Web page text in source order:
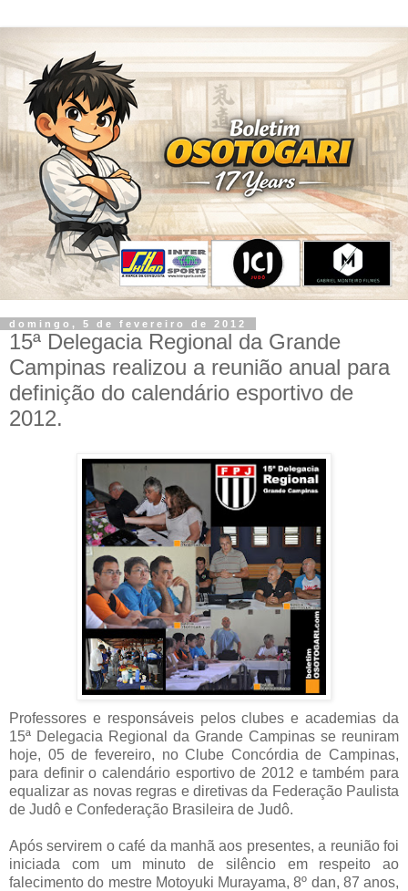
domingo, 5 de fevereiro de 2012
15ª Delegacia Regional da Grande
Campinas realizou a reunião anual para
definição do calendário esportivo de
2012.
Professores e responsáveis pelos clubes e academias da
15ª Delegacia Regional da Grande Campinas se reuniram
hoje, 05 de fevereiro, no Clube Concórdia de Campinas,
para definir o calendário esportivo de 2012 e também para
equalizar as novas regras e diretivas da Federação Paulista
de Judô e Confederação Brasileira de Judô.
Após servirem o café da manhã aos presentes, a reunião foi
iniciada com um minuto de silêncio em respeito ao
falecimento do mestre Motoyuki Murayama, 8º dan, 87 anos,